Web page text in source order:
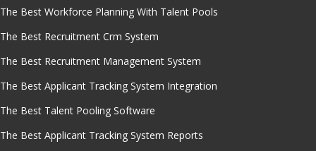
The Best Workforce Planning With Talent Pools
The Best Recruitment Crm System
The Best Recruitment Management System
The Best Applicant Tracking System Integration
The Best Talent Pooling Software
The Best Applicant Tracking System Reports